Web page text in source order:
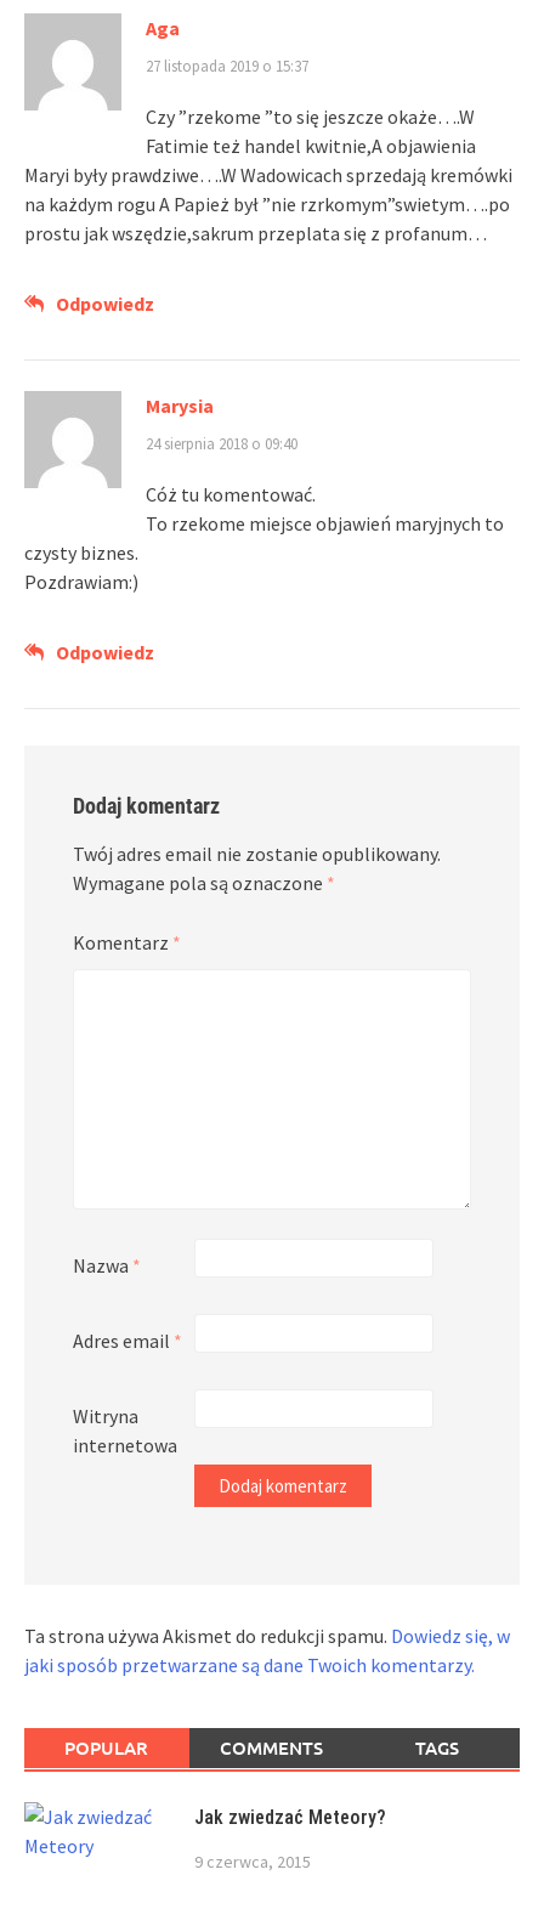
Aga
27 listopada 2019 o 15:37
Czy ”rzekome ”to się jeszcze okaże….W
Fatimie też handel kwitnie,A objawienia
Maryi były prawdziwe….W Wadowicach sprzedają kremówki
na każdym rogu A Papież był ”nie rzrkomym”swietym….po
prostu jak wszędzie,sakrum przeplata się z profanum…
Odpowiedz
Marysia
24 sierpnia 2018 o 09:40
Cóż tu komentować.
To rzekome miejsce objawień maryjnych to
czysty biznes.
Pozdrawiam:)
Odpowiedz
Dodaj komentarz
Twój adres email nie zostanie opublikowany.
Wymagane pola są oznaczone *
Komentarz *
Nazwa *
Adres email *
Witryna
internetowa
Ta strona używa Akismet do redukcji spamu. Dowiedz się, w
jaki sposób przetwarzane są dane Twoich komentarzy.
POPULAR COMMENTS TAGS
Jak zwiedzać Meteory?
9 czerwca, 2015